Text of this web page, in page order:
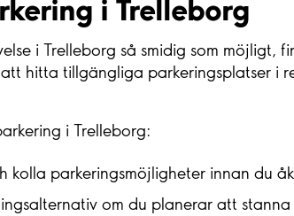
i Trelleborg
i Trelleborg så smidig som möjligt,
hitta tillgängliga parkeringsplatser i
i Trelleborg:
kolla parkeringsmöjligheter innan du
om du planerar att